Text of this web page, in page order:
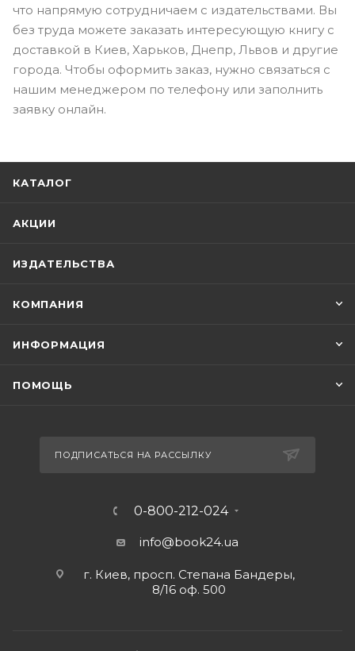
что напрямую сотрудничаем с издательствами. Вы
без труда можете заказать интересующую книгу с
доставкой в Киев, Харьков, Днепр, Львов и другие
города. Чтобы оформить заказ, нужно связаться с
нашим менеджером по телефону или заполнить
заявку онлайн.
КАТАЛОГ
АКЦИИ
ИЗДАТЕЛЬСТВА
КОМПАНИЯ
ИНФОРМАЦИЯ
ПОМОЩЬ
ПОДПИСАТЬСЯ НА РАССЫЛКУ
0-800-212-024
info@book24.ua
г. Киев, просп. Степана Бандеры,
8/16 оф. 500